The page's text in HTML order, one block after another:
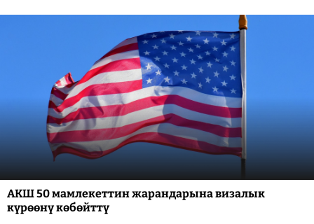
АКШ 50 мамлекеттин жарандарына визалык
күрөөнү көбөйттү